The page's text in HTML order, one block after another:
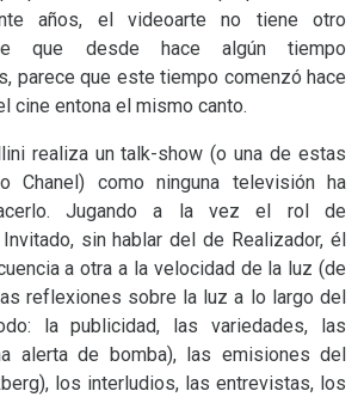
años, el videoarte no tiene otro
que desde hace algún tiempo
parece que este tiempo comenzó hace
cine entona el mismo canto.
realiza un talk-show (o una de estas
Chanel) como ninguna televisión ha
Jugando a la vez el rol de
sin hablar del de Realizador, él
a otra a la velocidad de la luz (de
reflexiones sobre la luz a lo largo del
la publicidad, las variedades, las
alerta de bomba), las emisiones del
los interludios, las entrevistas, los